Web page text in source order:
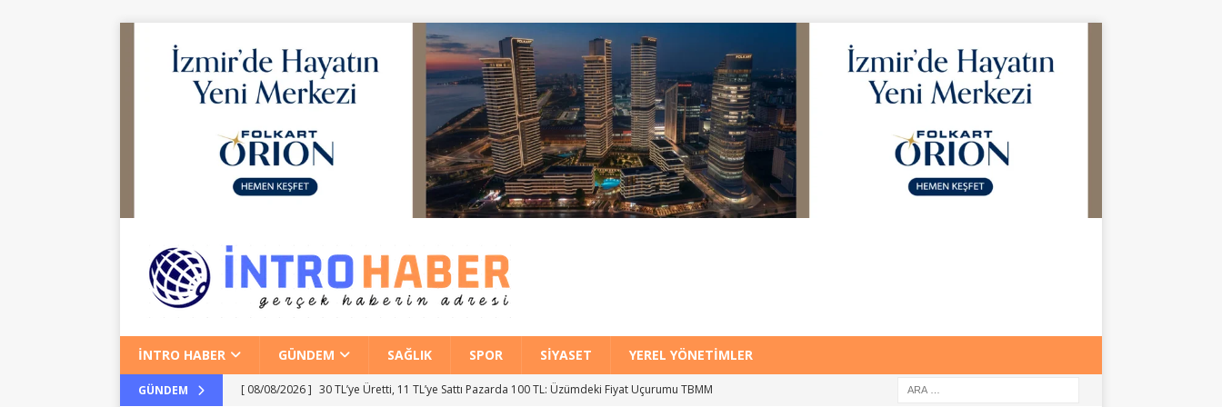
İNTRO HABER GÜNDEM SAĞLIK SPOR SIYASET YEREL YÖNETIMLER
GÜNDEM [ 08/08/2026 ] 30 TL’ye Üretti, 11 TL’ye Sattı Pazarda 100 TL: Üzümdeki Fiyat Uçurumu TBMM